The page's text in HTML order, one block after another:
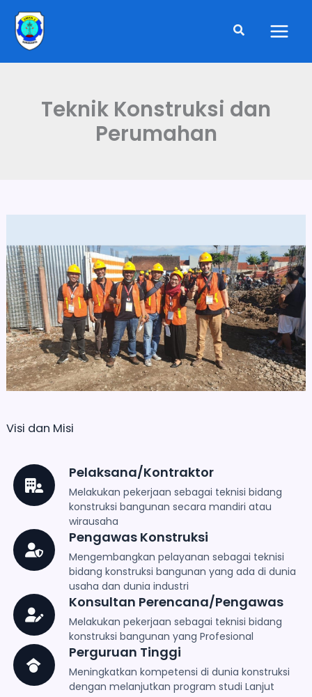
Skip
content
Search
Teknik Konstruksi dan
Perumahan
Visi dan Misi
Pelaksana/Kontraktor
Melakukan pekerjaan sebagai teknisi bidang
konstruksi bangunan secara mandiri atau
wirausaha
Pengawas Konstruksi
Mengembangkan pelayanan sebagai teknisi
bidang konstruksi bangunan yang ada di dunia
usaha dan dunia industri
Konsultan Perencana/Pengawas
Melakukan pekerjaan sebagai teknisi bidang
konstruksi bangunan yang Profesional
Perguruan Tinggi
Meningkatkan kompetensi di dunia konstruksi
dengan melanjutkan program studi Lanjut